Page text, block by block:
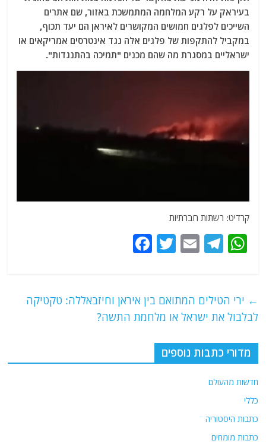
בעיראק על רקע המלחמה המתמשכת באזור, שם אתרים
השייכים לפלגים חמושים המקושרים לאיראן הם יעד תכוף,
במקביל להתקפות של פלגים אלה נגד אינטרסים אמריקאים או
ישראליים במסגרת מה שהם מכנים "תמיכה בהתנגדות".
קרדיט: רשתות חברתיות
W
s
A
p
p
T
g
ra
m
E
l
T
er
e
b
o
← ירי הטילים המתואם בין איראן וחיזבאללה: טקטיקה
לבלבול את ישראל או מלחמת התשה?
מדורי כתבות נוספים
חדשות מהעולם
כללי
כתבות היסטוריה
כתבות מומחים